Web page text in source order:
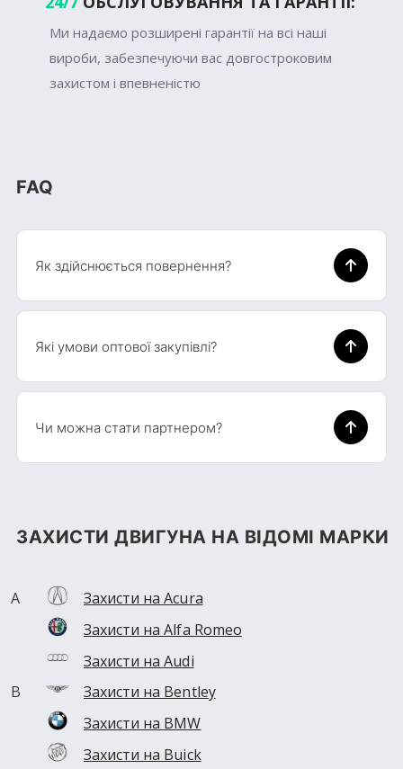
Ми надаємо розширені гарантії на всі наші
вироби, забезпечуючи вас довгостроковим
захистом і впевненістю
FAQ
Як здійснюється повернення?
Які умови оптової закупівлі?
Чи можна стати партнером?
ЗАХИСТИ ДВИГУНА НА ВІДОМІ МАРКИ
Захисти на Acura
Захисти на Alfa Romeo
Захисти на Audi
Захисти на Bentley
Захисти на BMW
Захисти на Buick